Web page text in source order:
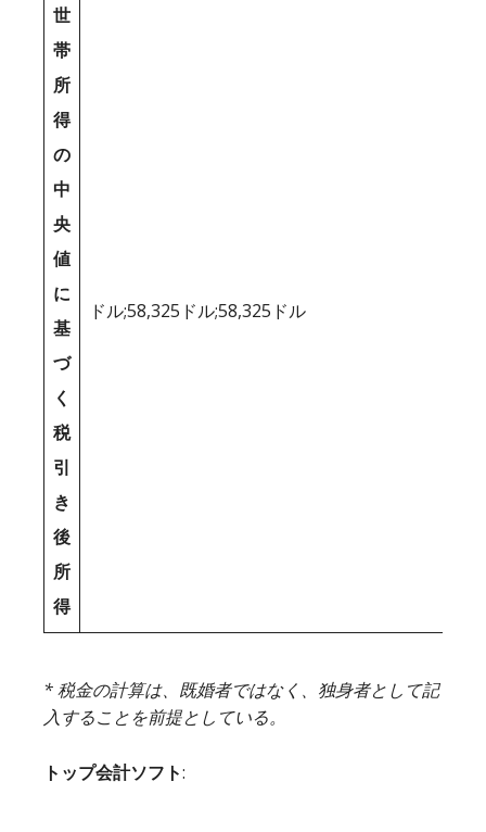
世
帯
所
得
の
中
央
値
に
基
づ
く
税
引
き
後
所
得
ドル;58,325ドル;58,325ドル
* 税金の計算は、既婚者ではなく、独身者として記
入することを前提としている。
トップ会計ソフト: